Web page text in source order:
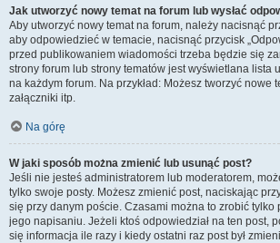
Jak utworzyć nowy temat na forum lub wysłać
Aby utworzyć nowy temat na forum, należy nacisnąć
aby odpowiedzieć w temacie, nacisnąć przycisk
przed publikowaniem wiadomości trzeba będzie się
strony forum lub strony tematów jest wyświetlana lista
na każdym forum. Na przykład: Możesz tworzyć nowe
załączniki itp.
Na górę
W jaki sposób można zmienić lub usunąć post?
Jeśli nie jesteś administratorem lub moderatorem,
tylko swoje posty. Możesz zmienić post, naciskając
się przy danym poście. Czasami można to zrobić tylko
jego napisaniu. Jeżeli ktoś odpowiedział na ten post,
się informacja ile razy i kiedy ostatni raz post był